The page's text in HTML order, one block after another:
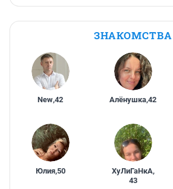
ЗНАКОМСТВА
New,42 Алёнушка,42
Юлия,50 ХуЛиГаНкА,
43